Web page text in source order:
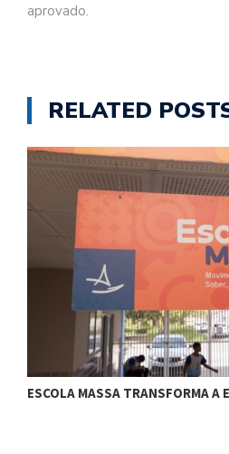
aprovado.
RELATED
ESCOLA MASSA TRANSFORMA A